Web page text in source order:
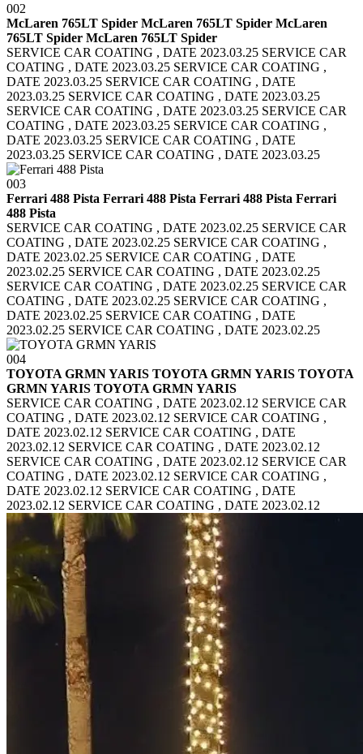
002
McLaren 765LT Spider McLaren 765LT Spider McLaren
765LT Spider McLaren 765LT Spider
SERVICE CAR COATING , DATE 2023.03.25 SERVICE CAR
COATING , DATE 2023.03.25 SERVICE CAR COATING ,
DATE 2023.03.25 SERVICE CAR COATING , DATE
2023.03.25 SERVICE CAR COATING , DATE 2023.03.25
SERVICE CAR COATING , DATE 2023.03.25 SERVICE CAR
COATING , DATE 2023.03.25 SERVICE CAR COATING ,
DATE 2023.03.25 SERVICE CAR COATING , DATE
2023.03.25 SERVICE CAR COATING , DATE 2023.03.25
003
Ferrari 488 Pista Ferrari 488 Pista Ferrari 488 Pista Ferrari
488 Pista
SERVICE CAR COATING , DATE 2023.02.25 SERVICE CAR
COATING , DATE 2023.02.25 SERVICE CAR COATING ,
DATE 2023.02.25 SERVICE CAR COATING , DATE
2023.02.25 SERVICE CAR COATING , DATE 2023.02.25
SERVICE CAR COATING , DATE 2023.02.25 SERVICE CAR
COATING , DATE 2023.02.25 SERVICE CAR COATING ,
DATE 2023.02.25 SERVICE CAR COATING , DATE
2023.02.25 SERVICE CAR COATING , DATE 2023.02.25
004
TOYOTA GRMN YARIS TOYOTA GRMN YARIS TOYOTA
GRMN YARIS TOYOTA GRMN YARIS
SERVICE CAR COATING , DATE 2023.02.12 SERVICE CAR
COATING , DATE 2023.02.12 SERVICE CAR COATING ,
DATE 2023.02.12 SERVICE CAR COATING , DATE
2023.02.12 SERVICE CAR COATING , DATE 2023.02.12
SERVICE CAR COATING , DATE 2023.02.12 SERVICE CAR
COATING , DATE 2023.02.12 SERVICE CAR COATING ,
DATE 2023.02.12 SERVICE CAR COATING , DATE
2023.02.12 SERVICE CAR COATING , DATE 2023.02.12